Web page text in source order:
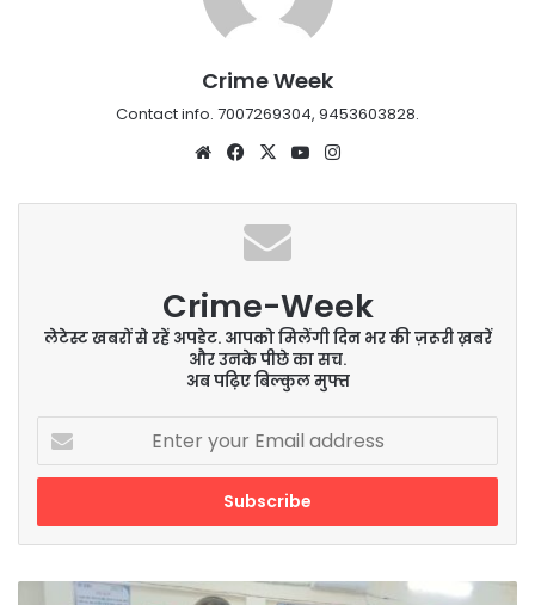
Crime Week
Contact info. 7007269304, 9453603828.
WebsiteFacebook
X YouTube
Crime-Week
लेटेस्ट खबरों से रहें अपडेट. आपको मिलेंगी दिन भर की ज़रूरी ख़बरें
और उनके पीछे का सच.
अब पढ़िए बिल्कुल मुफ्त
Enter
your
Email